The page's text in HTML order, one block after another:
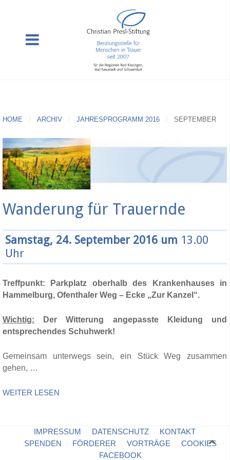
HOME ARCHIV JAHRESPROGRAMM 2016 SEPTEMBER
Wanderung für Trauernde
Samstag, 24. September 2016 um 13.00
Uhr
Treffpunkt: Parkplatz oberhalb des Krankenhauses in
Hammelburg, Ofenthaler Weg – Ecke „Zur Kanzel“.
Wichtig: Der Witterung angepasste Kleidung und
entsprechendes Schuhwerk!
Gemeinsam unterwegs sein, ein Stück Weg zusammen
gehen, …
WEITER LESEN
IMPRESSUM DATENSCHUTZ
KONTAKT
SPENDEN
FÖRDERER VORTRÄGE
COOKIES
FACEBOOK